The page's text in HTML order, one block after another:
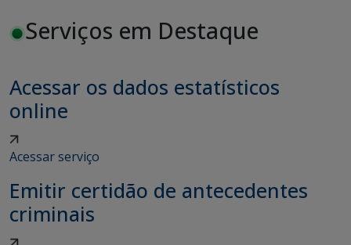
Serviços em Destaque
Acessar os dados estatísticos
online
Acessar serviço
Emitir certidão de antecedentes
criminais